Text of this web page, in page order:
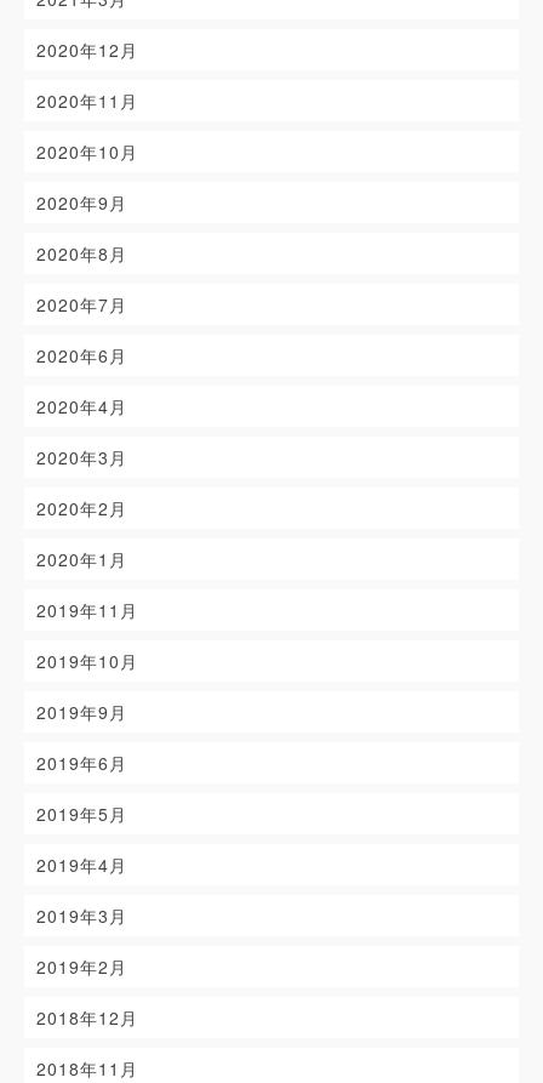
2020年12月
2020年11月
2020年10月
2020年9月
2020年8月
2020年7月
2020年6月
2020年4月
2020年3月
2020年2月
2020年1月
2019年11月
2019年10月
2019年9月
2019年6月
2019年5月
2019年4月
2019年3月
2019年2月
2018年12月
2018年11月